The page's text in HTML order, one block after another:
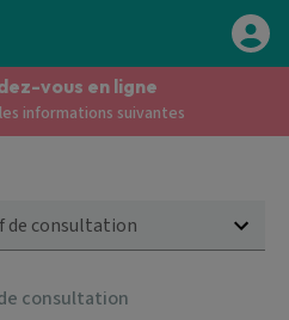
vous en ligne
informations suivantes
de consultation
consultation